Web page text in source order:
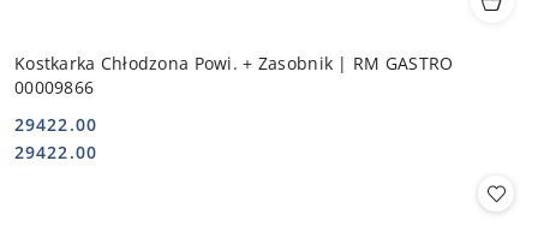
Kostkarka Chłodzona Powi. + Zasobnik | RM GASTRO
00009866
Cena:
29422.00
Cena:
29422.00